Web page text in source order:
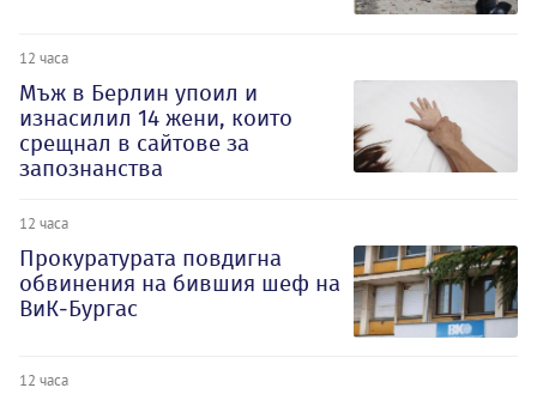
12 часа
Мъж в Берлин упоил и
изнасилил 14 жени, които
срещнал в сайтове за
запознанства
12 часа
Прокуратурата повдигна
обвинения на бившия шеф на
ВиК-Бургас
12 часа